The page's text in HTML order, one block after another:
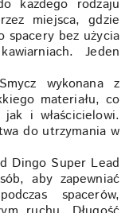
każdego rodzaju
miejsca, gdzie
spacery bez użycia
Jeden
wykonana z
materiału, co
i właścicielowi.
do utrzymania w
Dingo Super Lead
aby zapewniać
spacerów,